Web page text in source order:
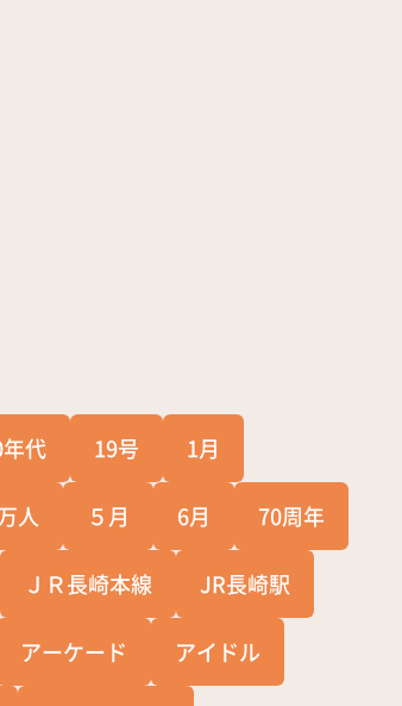
代 19号 1月
人 ５月 6月 70周年
ＪＲ長崎本線 JR長崎駅
アーケード アイドル